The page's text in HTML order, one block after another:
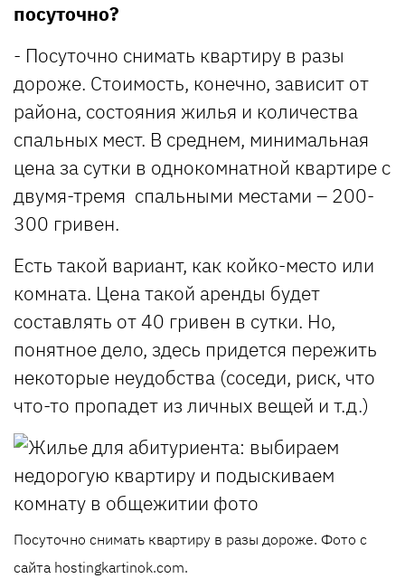
посуточно?
- Посуточно снимать квартиру в разы
дороже. Стоимость, конечно, зависит от
района, состояния жилья и количества
спальных мест. В среднем, минимальная
цена за сутки в однокомнатной квартире с
двумя-тремя спальными местами – 200-
300 гривен.
Есть такой вариант, как койко-место или
комната. Цена такой аренды будет
составлять от 40 гривен в сутки. Но,
понятное дело, здесь придется пережить
некоторые неудобства (соседи, риск, что
что-то пропадет из личных вещей и т.д.)
Посуточно снимать квартиру в разы дороже. Фото с
сайта hostingkartinok.com.